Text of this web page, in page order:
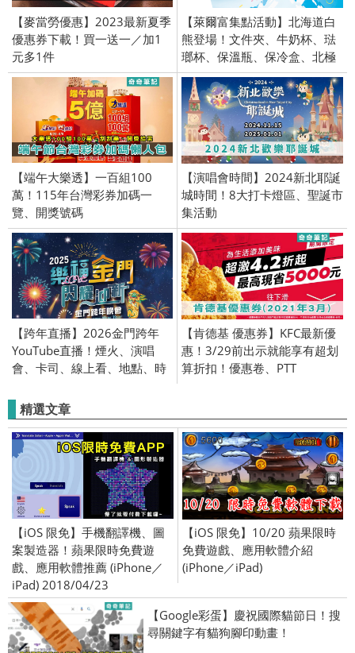
【麥當勞優惠】2023最新夏季
優惠券下載！買一送一／加1
元多1件
【萊爾富集點活動】北海道白
熊登場！文件夾、牛奶杯、琺
瑯杯、保溫瓶、保冷盒、北極
熊、Hi-Life
【端午大樂透】一百組100
萬！115年台灣彩券加碼一
覽、開獎號碼
【演唱會時間】2024新北耶誕
城時間！8大打卡燈區、聖誕市
集活動
【跨年直播】2026金門跨年
YouTube直播！煙火、演唱
會、卡司、線上看、地點、時
【肯德基 優惠券】KFC最新優
惠！3/29前出示就能享有超划
算折扣！優惠卷、PTT
精選文章
【iOS 限免】手機翻譯機、圖
案製造器！蘋果限時免費遊
戲、應用軟體推薦 (iPhone／
iPad) 2018/04/23
【iOS 限免】10/20 蘋果限時
免費遊戲、應用軟體介紹
(iPhone／iPad)
【Google彩蛋】慶祝國際貓節日！搜
尋關鍵字有貓狗腳印動畫！